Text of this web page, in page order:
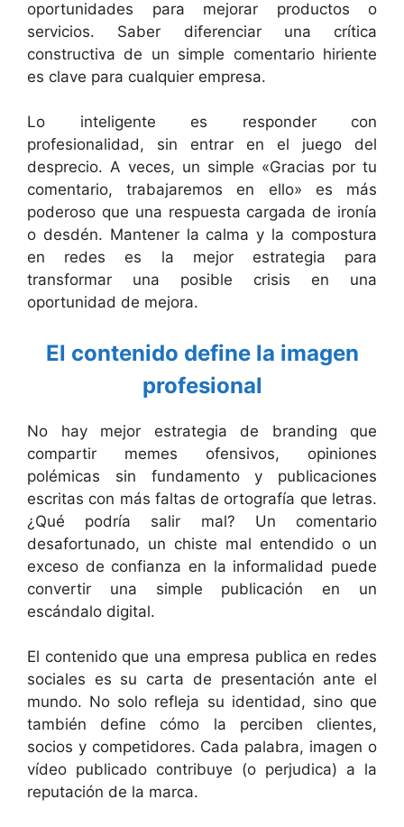
oportunidades para mejorar productos o
servicios. Saber diferenciar una crítica
constructiva de un simple comentario hiriente
es clave para cualquier empresa.
Lo inteligente es responder con
profesionalidad, sin entrar en el juego del
desprecio. A veces, un simple «Gracias por tu
comentario, trabajaremos en ello» es más
poderoso que una respuesta cargada de ironía
o desdén. Mantener la calma y la compostura
en redes es la mejor estrategia para
transformar una posible crisis en una
oportunidad de mejora.
El contenido define la imagen
profesional
No hay mejor estrategia de branding que
compartir memes ofensivos, opiniones
polémicas sin fundamento y publicaciones
escritas con más faltas de ortografía que letras.
¿Qué podría salir mal? Un comentario
desafortunado, un chiste mal entendido o un
exceso de confianza en la informalidad puede
convertir una simple publicación en un
escándalo digital.
El contenido que una empresa publica en redes
sociales es su carta de presentación ante el
mundo. No solo refleja su identidad, sino que
también define cómo la perciben clientes,
socios y competidores. Cada palabra, imagen o
vídeo publicado contribuye (o perjudica) a la
reputación de la marca.